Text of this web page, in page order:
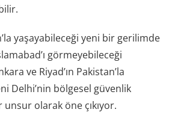
yaşayabileceği yeni bir gerilimde
görmeyebileceği
ve Riyad’ın Pakistan’la
Delhi’nin bölgesel güvenlik
olarak öne çıkıyor.